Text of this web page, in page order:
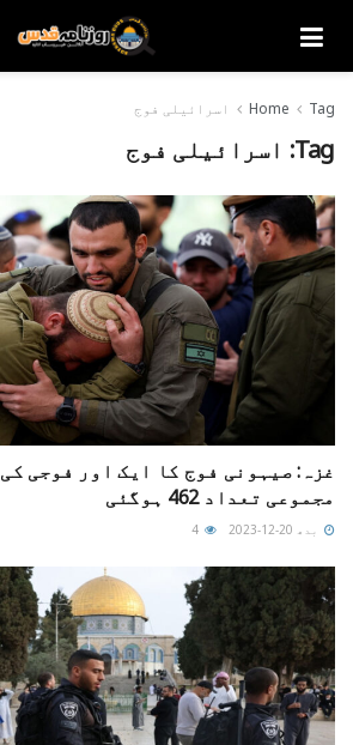
Home Tag اسرائیلی فوج
Tag: اسرائیلی فوج
غزہ: صیہونی فوج کا ایک اور فوجی کی
مجموعی تعداد 462 ہوگئی
بدھ 20-12-2023